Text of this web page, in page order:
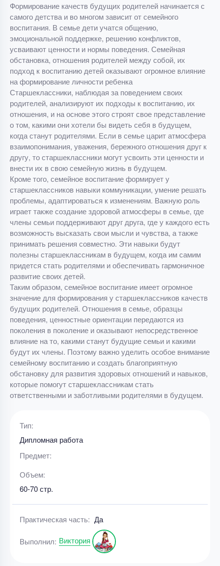
Формирование качеств будущих родителей начинается с
самого детства и во многом зависит от семейного
воспитания. В семье дети учатся общению,
эмоциональной поддержке, решению конфликтов,
усваивают ценности и нормы поведения. Семейная
обстановка, отношения родителей между собой, их
подход к воспитанию детей оказывают огромное влияние
на формирование личности ребенка
Старшеклассники, наблюдая за поведением своих
родителей, анализируют их подходы к воспитанию, их
отношения, и на основе этого строят свое представление
о том, какими они хотели бы видеть себя в будущем,
когда станут родителями. Если в семье царит атмосфера
взаимопонимания, уважения, бережного отношения друг к
другу, то старшеклассники могут усвоить эти ценности и
внести их в свою семейную жизнь в будущем.
Кроме того, семейное воспитание формирует у
старшеклассников навыки коммуникации, умение решать
проблемы, адаптироваться к изменениям. Важную роль
играет также создание здоровой атмосферы в семье, где
члены семьи поддерживают друг друга, где у каждого есть
возможность высказать свои мысли и чувства, а также
принимать решения совместно. Эти навыки будут
полезны старшеклассникам в будущем, когда им самим
придется стать родителями и обеспечивать гармоничное
развитие своих детей.
Таким образом, семейное воспитание имеет огромное
значение для формирования у старшеклассников качеств
будущих родителей. Отношения в семье, образцы
поведения, ценностные ориентации передаются из
поколения в поколение и оказывают непосредственное
влияние на то, какими станут будущие семьи и какими
будут их члены. Поэтому важно уделить особое внимание
семейному воспитанию и создать благоприятную
обстановку для развития здоровых отношений и навыков,
которые помогут старшеклассникам стать
ответственными и заботливыми родителями в будущем.
Тип:
Дипломная работа
Предмет:
Объем:
60-70 стр.
Практическая часть: Да
Выполнил: Виктория